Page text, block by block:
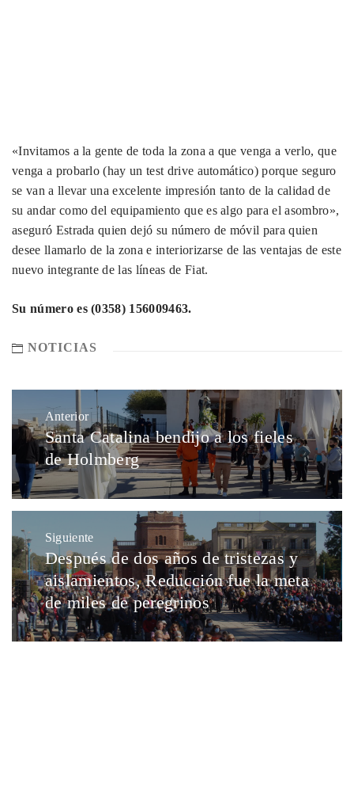
«Invitamos a la gente de toda la zona a que venga a verlo, que
venga a probarlo (hay un test drive automático) porque seguro
se van a llevar una excelente impresión tanto de la calidad de
su andar como del equipamiento que es algo para el asombro»,
aseguró Estrada quien dejó su número de móvil para quien
desee llamarlo de la zona e interiorizarse de las ventajas de este
nuevo integrante de las líneas de Fiat.
Su número es (0358) 156009463.
NOTICIAS
Anterior
Santa Catalina bendijo a los fieles
de Holmberg
Siguiente
Después de dos años de tristezas y
aislamientos, Reducción fue la meta
de miles de peregrinos